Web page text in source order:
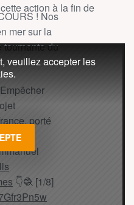
action à la fin de
! Nos
mer sur la
tournante du
porté
et
👇🧶 [1/8]
veuillez accepter les